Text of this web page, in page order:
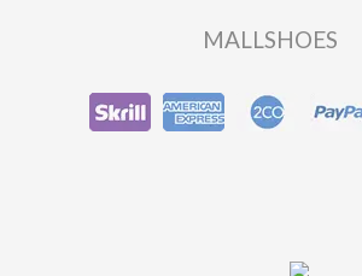
MALLSHOES